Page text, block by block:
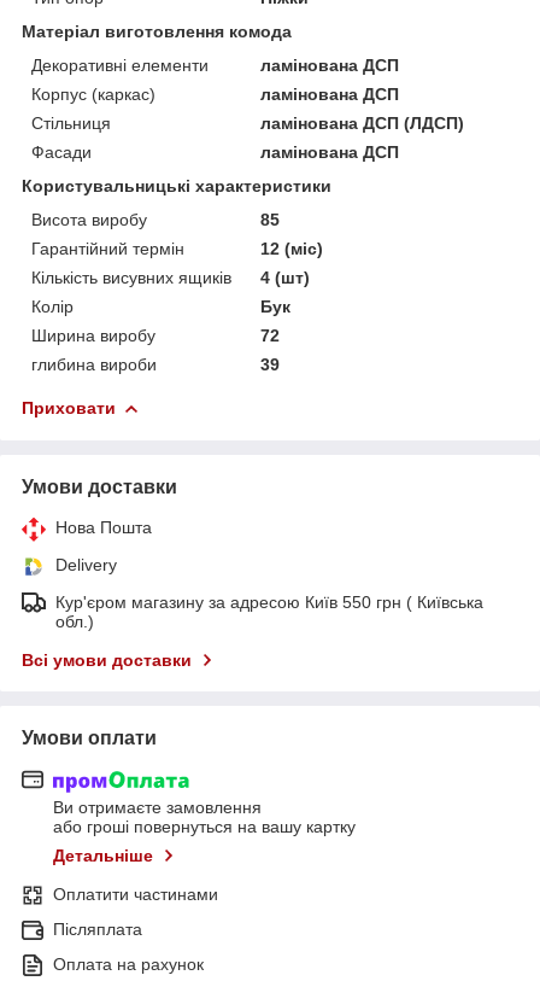
Матеріал виготовлення комода
Декоративні елементи
ламінована ДСП
Корпус (каркас)
ламінована ДСП
Стільниця
ламінована ДСП (ЛДСП)
Фасади
ламінована ДСП
Користувальницькі характеристики
Висота виробу
85
Гарантійний термін
12 (міс)
Кількість висувних ящиків
4 (шт)
Колір
Бук
Ширина виробу
72
глибина вироби
39
Приховати
Умови доставки
Нова Пошта
Delivery
Кур'єром магазину за адресою Київ 550 грн ( Київська
обл.)
Всі умови доставки
Умови оплати
Ви отримаєте замовлення
або гроші повернуться на вашу картку
Детальніше
Оплатити частинами
Післяплата
Оплата на рахунок